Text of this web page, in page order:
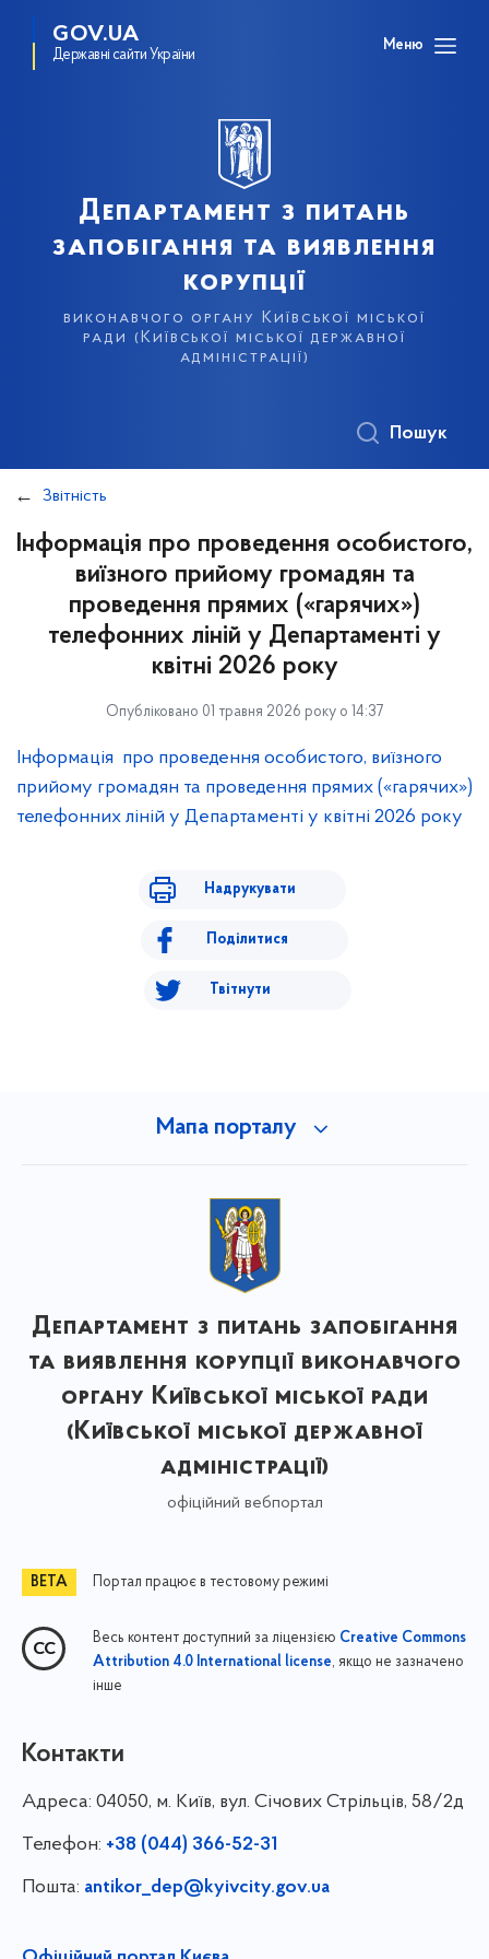
GOV.UA
Державні сайти України
Меню
Департамент з питань
запобігання та виявлення
корупції
виконавчого органу Київської міської
ради (Київської міської державної
адміністрації)
Пошук
Звітність
Інформація про проведення особистого,
виїзного прийому громадян та
проведення прямих («гарячих»)
телефонних ліній у Департаменті у
квітні 2026 року
Опубліковано 01 травня 2026 року о 14:37
Інформація про проведення особистого, виїзного
прийому громадян та проведення прямих («гарячих»)
телефонних ліній у Департаменті у квітні 2026 року
Надрукувати
Поділитися
Твітнути
Мапа порталу
Департамент з питань запобігання
та виявлення корупції виконавчого
органу Київської міської ради
(Київської міської державної
адміністрації)
офіційний вебпортал
Портал працює в тестовому режимі
Весь контент доступний за ліцензією Creative Commons
Attribution 4.0 International license, якщо не зазначено
інше
Контакти
Адреса: 04050, м. Київ, вул. Січових Стрільців, 58/2д
Телефон: +38 (044) 366-52-31
Пошта: antikor_dep@kyivcity.gov.ua